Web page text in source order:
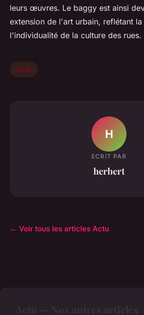
leurs œuvres. Le baggy est ainsi
extension de l'art urbain, reflétant
l'individualité de la culture des rues.
Actu
H
ECRIT PAR
herbert
← Voir tous les articles Actu